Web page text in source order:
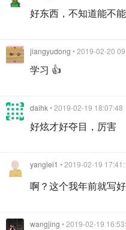
好东西，不知道能不
jiangyudong • 2019-02-20
学习 👍
daihk• 2019-02-19 18:07:48
好炫才好夺目，厉害
yanglei1 • 2019-02-19
啊？这个我年前就写
wangjing • 2019-02-19